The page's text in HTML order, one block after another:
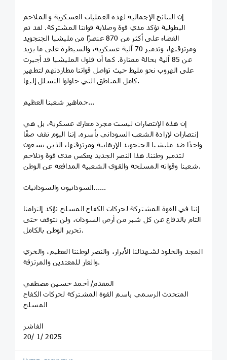
إن النتائج الإجمالية لهذه العمليات العسكرية و الملاحم
البطولية تؤكد مدي قوة وصلابة قواتنا المشتركة. لقد تم
القضاء على أكثر من 870 عنصرًا من مليشيا الجنجويد
ومرتزقتها، وتدمير 70 آلية عسكرية، والسيطرة على ما يزيد
عن 85 آلية بحالة ممتازة. كما أن فلول المليشيا قد أجبرت
على الهروب نحو مليط حيث تواصل قواتنا مطاردتهم لتطهير
كامل المناطق التي حاولوا التسلل إليها.
جماهير شعبنا العظيم...
إن هذه الإنتصارات ليست مجرد معارك عسكرية، بل هي
إنتصارات لإرادة الشعب السوداني بأسره. إننا اليوم نقف صفًا
واحدًا ضد مليشيا الجنجويد الإرهابية ومرتزقتها، الذين يسعون
لتدمير وطننا. هذا النصر الجديد يعكس مدى قوة وتلاحم
شعبنا وقواته المسلحة والقوى الشعبية المدافعة عن الوطن.
السودانيون والسودانيات......
إننا في القوة المشتركة لحركات الكفاح المسلح نؤكد إلتزامنا
التام بالدفاع عن كل شبر من أرض السودان، ولن نتوقف حتى
تحرير الوطن بالكامل.
المجد والخلود لشهدائنا الأبرار، والنصر لوطننا العظيم، والخزي
والعار للمعتدين والمرتزقة.
المقدم/ أحمد حسين مصطفي
المتحدث الرسمي باسم القوة المشتركة لحركات الكفاح
المسلح
الفاشر
20/ 1/ 2025